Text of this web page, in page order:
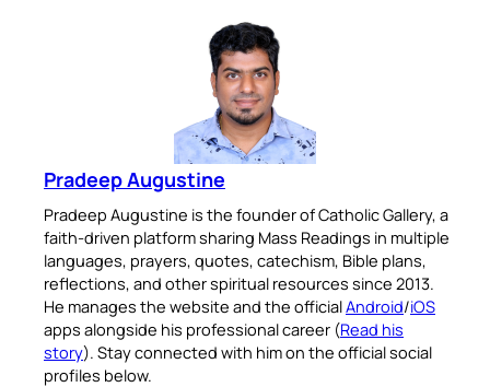
Pradeep Augustine
Pradeep Augustine is the founder of Catholic Gallery, a
faith-driven platform sharing Mass Readings in multiple
languages, prayers, quotes, catechism, Bible plans,
reflections, and other spiritual resources since 2013.
He manages the website and the officialAndroid/iOS
apps alongside his professional career (Read his
story). Stay connected with him on the official social
profiles below.